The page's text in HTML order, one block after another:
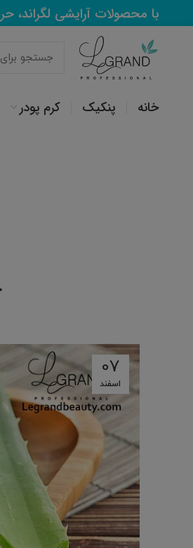
با محصولات آرایشی لگراند،
خانه پنکیک کرم پودر
07
اسفند